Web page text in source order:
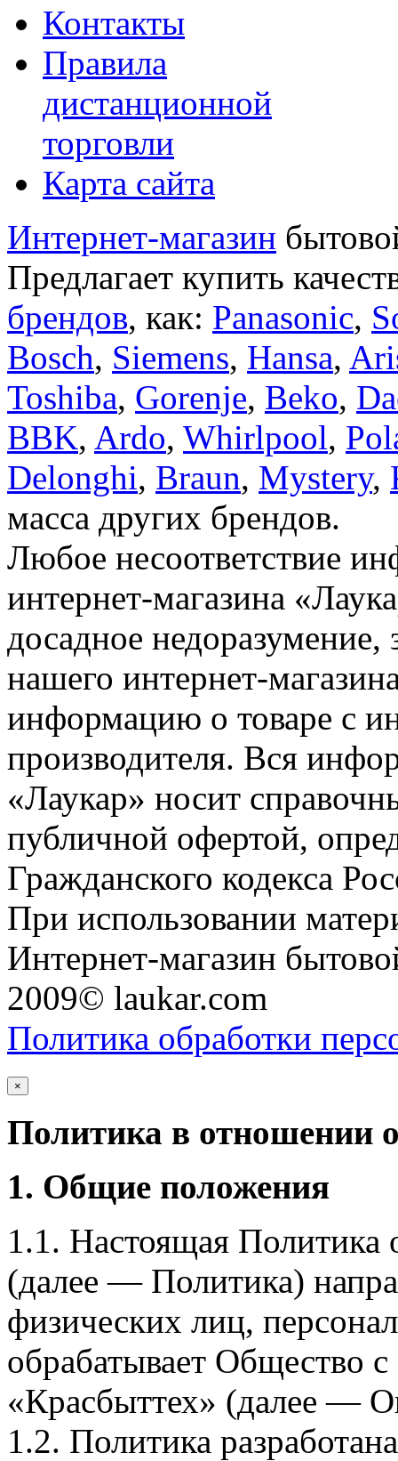
Контакты
Правила
дистанционной
торговли
Карта сайта
Интернет-магазин
Предлагает купить
брендов, как: Panasonic,
Bosch, Siemens, Hansa,
Toshiba, Gorenje, Beko,
BBK, Ardo, Whirlpool,
Delonghi, Braun, Mystery,
масса других брендов.
Любое несоответствие
интернет-магазина
досадное недоразумение,
нашего интернет-
информацию о товаре с
производителя. Вся
«Лаукар» носит
публичной офертой,
Гражданского кодекса
При использовании
Интернет-магазин
2009© laukar.com
Политика обработки
×
Политика в отношении
1. Общие положения
1.1. Настоящая Политика
(далее — Политика)
физических лиц,
обрабатывает Общество
«Красбыттех» (далее —
1.2. Политика